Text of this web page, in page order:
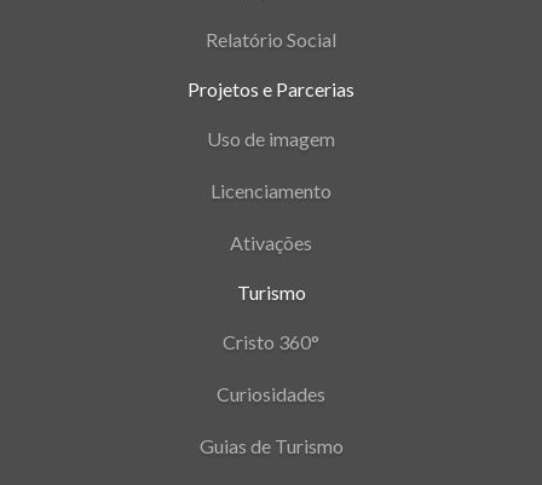
Relatório Social
Projetos e Parcerias
Uso de imagem
Licenciamento
Ativações
Turismo
Cristo 360°
Curiosidades
Guias de Turismo